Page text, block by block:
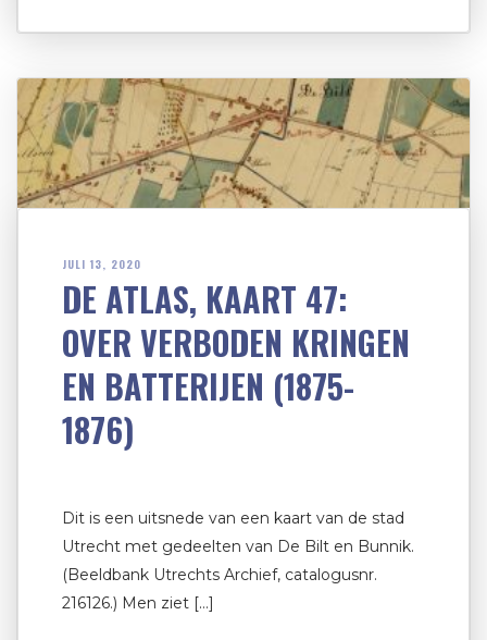
JULI 13, 2020
DE ATLAS, KAART 47:
OVER VERBODEN KRINGEN
EN BATTERIJEN (1875-
1876)
Dit is een uitsnede van een kaart van de stad
Utrecht met gedeelten van De Bilt en Bunnik.
(Beeldbank Utrechts Archief, catalogusnr.
216126.) Men ziet […]